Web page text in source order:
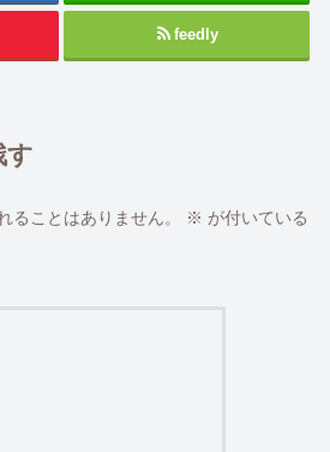
feedly
す
ることはありません。 ※ が付いている